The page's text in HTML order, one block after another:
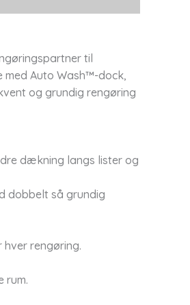
til
med Auto Wash™-dock,
og grundig rengøring
dækning langs lister og
dobbelt så grundig
rengøring.
rum.